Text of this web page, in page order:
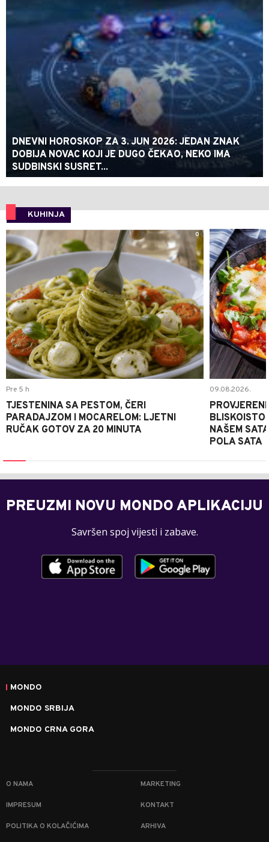
DNEVNI HOROSKOP ZA 3. JUN 2026: JEDAN ZNAK
DOBIJA NOVAC KOJI JE DUGO ČEKAO, NEKO IMA
SUDBINSKI SUSRET...
KUHINJA
0
Pre 5 h
TJESTENINA SA PESTOM, ČERI
PARADAJZOM I MOCARELOM: LJETNI
RUČAK GOTOV ZA 20 MINUTA
09.08.2026.
NAŠEM
POLA SATA
PREUZMI NOVU MONDO APLIKACIJU
Savršen spoj vijesti i zabave.
MONDO
MONDO SRBIJA
MONDO CRNA GORA
O NAMA MARKETING
IMPRESUM KONTAKT
POLITIKA O KOLAČIĆIMA ARHIVA